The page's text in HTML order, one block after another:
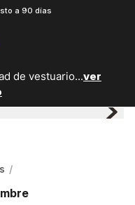
a 90 días
de vestuario...ver